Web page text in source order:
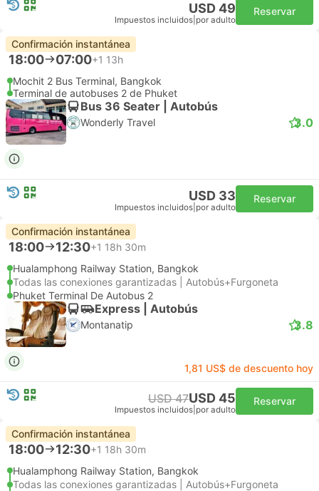
USD 49
Impuestos incluidos por adulto
Reservar
Confirmación instantánea
18:00 07:00+1 13h
Mochit 2 Bus Terminal, Bangkok
Terminal de autobuses 2 de Phuket
Bus 36 Seater | Autobús
Wonderly Travel 3.0
USD 33
Impuestos incluidos por adulto
Reservar
Confirmación instantánea
18:00 12:30+1 18h 30m
Hualamphong Railway Station, Bangkok
Todas las conexiones garantizadas | Autobús+Furgoneta
Phuket Terminal De Autobus 2
Express | Autobús
Montanatip 3.8
1,81 US$ de descuento hoy
USD 47USD 45
Impuestos incluidos por adulto
Reservar
Confirmación instantánea
18:00 12:30+1 18h 30m
Hualamphong Railway Station, Bangkok
Todas las conexiones garantizadas | Autobús+Furgoneta